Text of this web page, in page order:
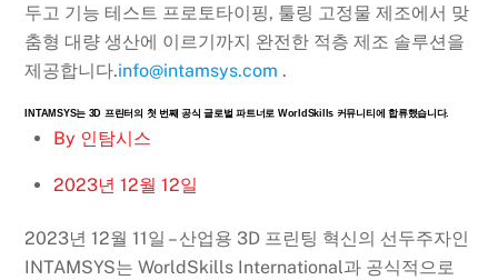
두고 기능 테스트 프로토타이핑, 툴링 고정물 제조에서 맞
춤형 대량 생산에 이르기까지 완전한 적층 제조 솔루션을
제공합니다.info@intamsys.com .
INTAMSYS는 3D 프린터의 첫 번째 공식 글로벌 파트너로 WorldSkills 커뮤니티에 합류했습니다.
By 인탐시스
2023년 12월 12일
2023년 12월 11일 – 산업용 3D 프린팅 혁신의 선두주자인
INTAMSYS는 WorldSkills International과 공식적으로